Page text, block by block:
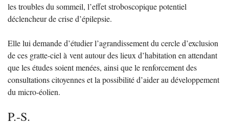
les troubles du sommeil, l’effet stroboscopique potentiel
déclencheur de crise d’épilepsie.
Elle lui demande d’étudier l’agrandissement du cercle d’exclusion
de ces gratte-ciel à vent autour des lieux d’habitation en attendant
que les études soient menées, ainsi que le renforcement des
consultations citoyennes et la possibilité d’aider au développement
du micro-éolien.
P.-S.